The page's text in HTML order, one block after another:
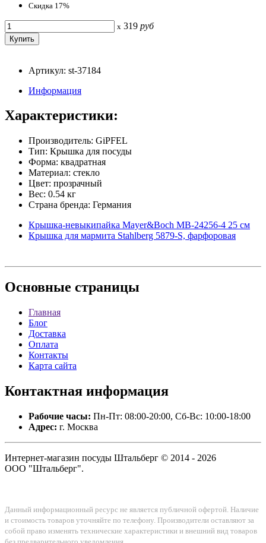
Скидка 17%
x 319 руб
Артикул: st-37184
Информация
Характеристики:
Производитель: GiPFEL
Тип: Крышка для посуды
Форма: квадратная
Материал: стекло
Цвет: прозрачный
Вес: 0.54 кг
Страна бренда: Германия
Крышка-невыкипайка Mayer&Boch MB-24256-4 25 см
Крышка для мармита Stahlberg 5879-S, фарфоровая
Основные страницы
Главная
Блог
Доставка
Оплата
Контакты
Карта сайта
Контактная информация
Рабочие часы: Пн-Пт: 08:00-20:00, Сб-Вс: 10:00-18:00
Адрес: г. Москва
Интернет-магазин посуды Штальберг © 2014 - 2026
ООО "Штальберг".
Данный информационный ресурс не является публичной офертой. Наличие
и стоимость товаров уточняйте по телефону. Производители оставляют за
собой право изменять технические характеристики и внешний вид товаров